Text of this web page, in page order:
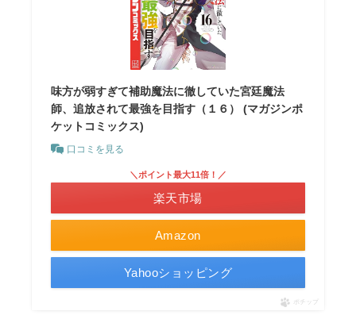
味方が弱すぎて補助魔法に徹していた宮廷魔法
師、追放されて最強を目指す（１６） (マガジンポ
ケットコミックス)
口コミを見る
Amazon
＼ポイント最大11倍！／
楽天市場
Yahooショッピング
ポチップ